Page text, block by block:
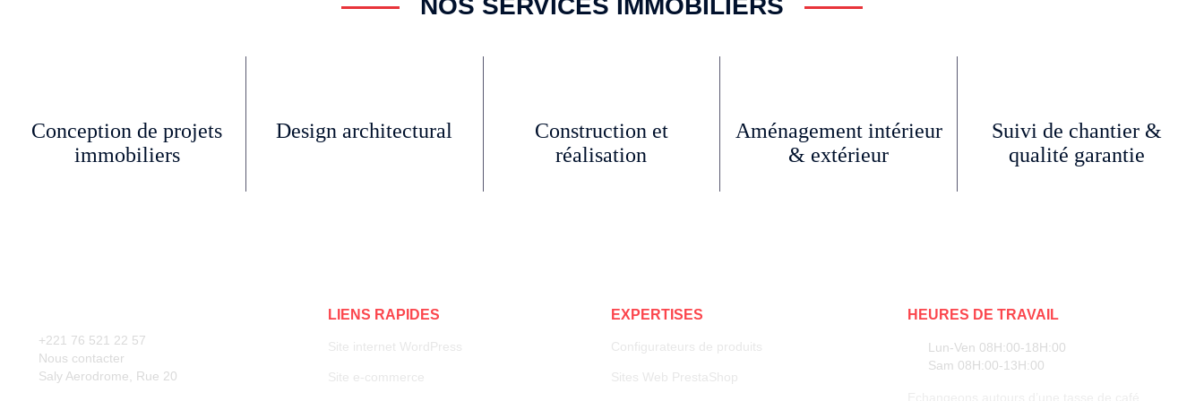
NOS SERVICES IMMOBILIERS
Conception de projets
immobiliers
Design architectural
Construction et
réalisation
Aménagement intérieur
& extérieur
Suivi de chantier &
qualité garantie
+221 76 521 22 57
Nous contacter
Saly Aerodrome, Rue 20
LIENS RAPIDES
Site internet WordPress
Site e-commerce
EXPERTISES
Configurateurs de produits
Sites Web PrestaShop
HEURES DE TRAVAIL
Lun-Ven 08H:00-18H:00
Sam 08H:00-13H:00